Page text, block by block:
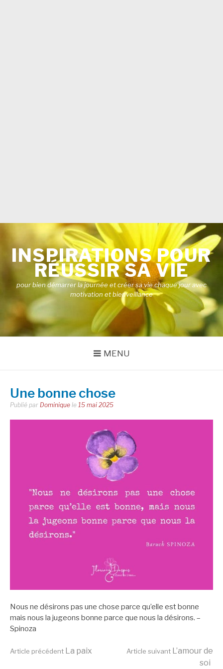
contenuINSPIRATIONS POUR
RÉUSSIR SA VIE
pour bien démarrer la journée et créer sa vie chaque jour avec
motivation et bienveillance
MENU
Une bonne chose
Publié par Dominique le 15 mai 2025
Nous ne désirons pas une chose parce qu’elle est bonne
mais nous la jugeons bonne parce que nous la désirons. –
Spinoza
Lire
Article précédent La paix Article suivant L’amour de
soi